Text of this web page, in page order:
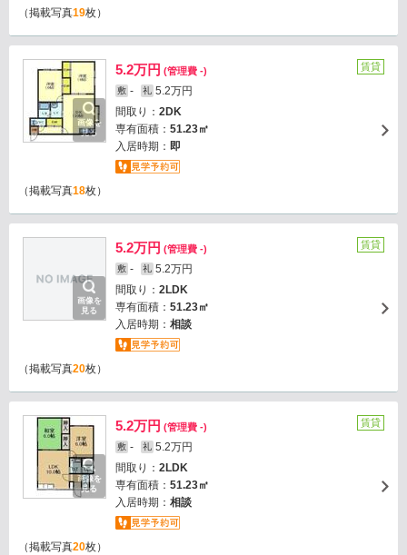
（掲載写真19枚）
画像を
見る
5.2万円 (管理費 -)
敷 - 礼 5.2万円
間取り： 2DK
専有面積： 51.23㎡
入居時期： 即
賃貸
（掲載写真18枚）
画像を
見る
5.2万円 (管理費 -)
敷 - 礼 5.2万円
間取り： 2LDK
専有面積： 51.23㎡
入居時期： 相談
賃貸
（掲載写真20枚）
画像を
見る
5.2万円 (管理費 -)
敷 - 礼 5.2万円
間取り： 2LDK
専有面積： 51.23㎡
入居時期： 相談
賃貸
（掲載写真20枚）